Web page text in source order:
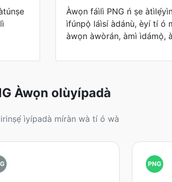
Àwọn fáìlì PNG ń ṣe
ìfúnpọ̀ láìsí àdánù, èyí tí ó
àwọn àwòrán, àmì ìdámọ̀,
Àwọn olùyípadà
ìyípadà míràn wà tí ó wà
PNG